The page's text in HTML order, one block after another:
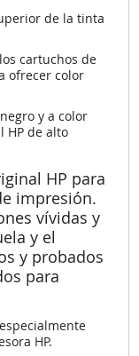
de la tinta
cartuchos de
ofrecer color
y a color
HP de alto
HP para
impresión.
vívidas y
y el
y probados
para
HP.